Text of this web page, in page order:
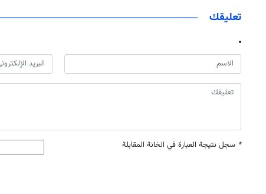
تعليقك
* سجل نتيجة العبارة في الخانة المقابلة